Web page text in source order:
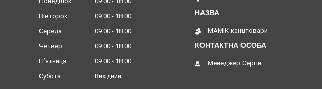
Вівторок
09:00
18:00
Середа
09:00
18:00
Четвер
09:00
18:00
Пʼятниця
09:00
18:00
Субота
Вихідний
МАМІК-канцтовари
Менеджер Сергій